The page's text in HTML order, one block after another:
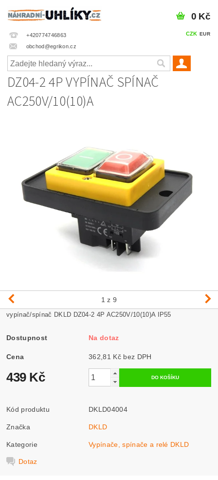
+420774746863
obchod@egrikon.cz
CZK EUR
0 Kč
DZ04-2 4P VYPÍNAČ SPÍNAČ
AC250V/10(10)A
1 z 9
vypínač/spínač DKLD DZ04-2 4P AC250V/10(10)A IP55
Dostupnost Na dotaz
Cena 362,81 Kč bez DPH
439 Kč
Kód produktu DKLD04004
Značka DKLD
Kategorie Vypínače, spínače a relé DKLD
Dotaz